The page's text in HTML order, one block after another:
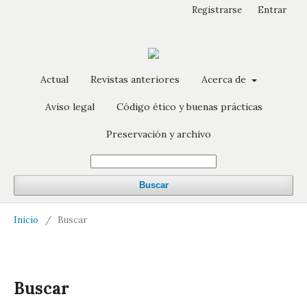
Actual Revistas anteriores Acerca de
Aviso legal Código ético y buenas prácticas
Preservación y archivo
Buscar
Registrarse Entrar
Inicio / Buscar
Buscar